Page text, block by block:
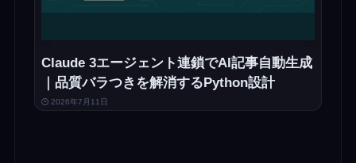
Claude 3エージェント連鎖でAI記事自動生成
｜品質バラつきを解消するPython設計
2026年7月11日